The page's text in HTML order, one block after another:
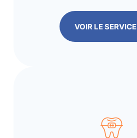
VOIR LE SERVICE